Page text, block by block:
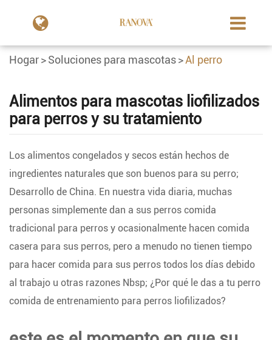
Hogar Soluciones para mascotas Al perro
Alimentos para mascotas liofilizados
para perros y su tratamiento
Los alimentos congelados y secos están hechos de
ingredientes naturales que son buenos para su perro;
Desarrollo de China. En nuestra vida diaria, muchas
personas simplemente dan a sus perros comida
tradicional para perros y ocasionalmente hacen comida
casera para sus perros, pero a menudo no tienen tiempo
para hacer comida para sus perros todos los días debido
al trabajo u otras razones Nbsp; ¿Por qué le das a tu perro
comida de entrenamiento para perros liofilizados?